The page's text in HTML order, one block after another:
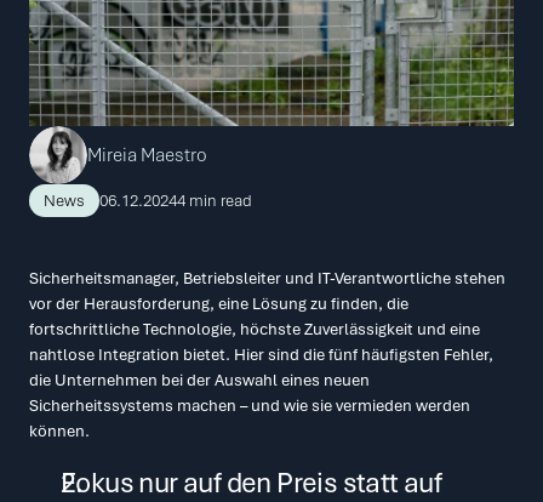
Mireia Maestro
News 06.12.20244 min read
Sicherheitsmanager, Betriebsleiter und IT-Verantwortliche stehen
vor der Herausforderung, eine Lösung zu finden, die
fortschrittliche Technologie, höchste Zuverlässigkeit und eine
nahtlose Integration bietet. Hier sind die fünf häufigsten Fehler,
die Unternehmen bei der Auswahl eines neuen
Sicherheitssystems machen – und wie sie vermieden werden
können.
Fokus nur auf den Preis statt auf